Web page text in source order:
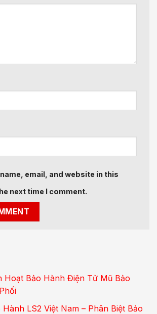
email, and website in this
next time I comment.
Hoạt Bảo Hành Điện Tử Mũ Bảo
LS2 Việt Nam – Phân Biệt Bảo